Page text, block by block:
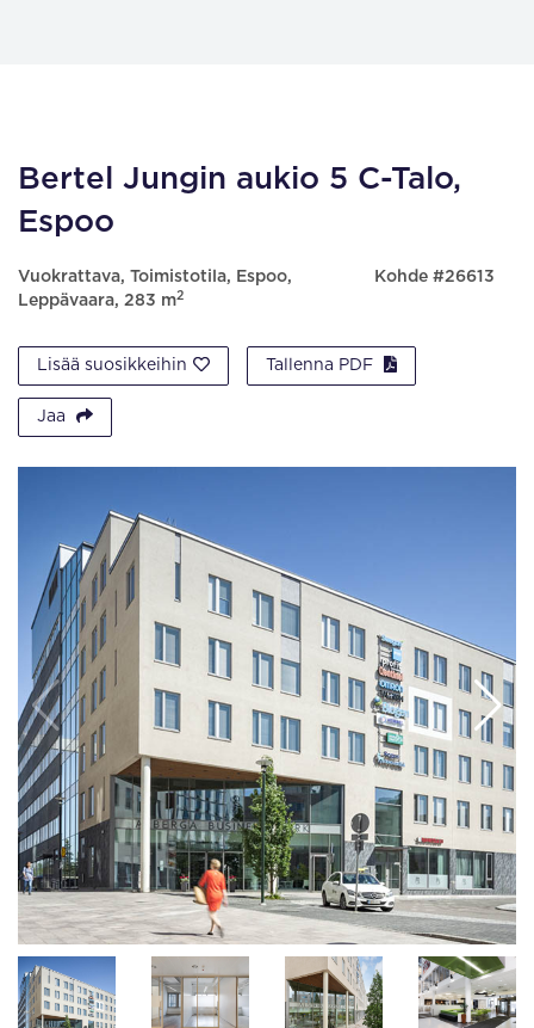
Bertel Jungin aukio 5 C-Talo,
Espoo
Vuokrattava, Toimistotila, Espoo,
Leppävaara, 283 m2
Kohde #26613
Lisää suosikkeihin Tallenna PDF
Jaa